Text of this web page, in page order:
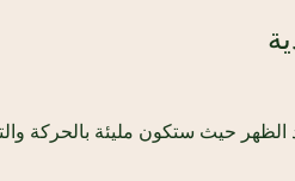
٢٨ نوفمبر، لقضاء فترة مابعد الظهر حيث ستكون مليئة بالحركة